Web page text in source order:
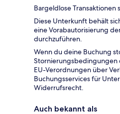
Bargeldlose Transaktionen
Diese Unterkunft behält
eine Vorabautorisierung
durchzuführen.
Wenn du deine Buchung
Stornierungsbedingungen
EU-Verordnungen über
Buchungsservices für
Widerrufsrecht.
Auch bekannt als